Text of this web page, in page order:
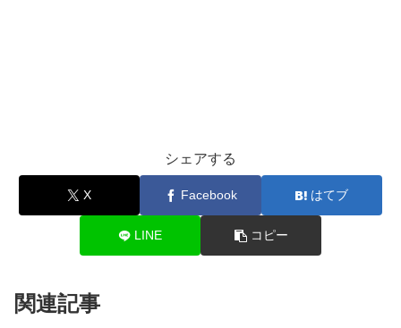
シェアする
X Facebook はてブ
LINE コピー
関連記事